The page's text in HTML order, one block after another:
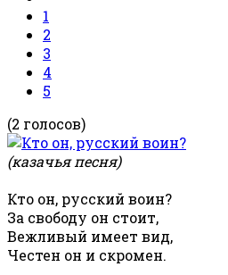
1
2
3
4
5
(2 голосов)
(казачья песня)
Кто он, русский воин?
За свободу он стоит,
Вежливый имеет вид,
Честен он и скромен.